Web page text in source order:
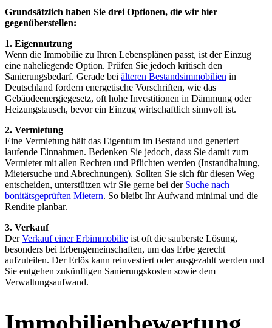
Grundsätzlich haben Sie drei Optionen, die wir hier
gegenüberstellen:
1. Eigennutzung
Wenn die Immobilie zu Ihren Lebensplänen passt, ist der Einzug
eine naheliegende Option. Prüfen Sie jedoch kritisch den
Sanierungsbedarf. Gerade bei älteren Bestandsimmobilien in
Deutschland fordern energetische Vorschriften, wie das
Gebäudeenergiegesetz, oft hohe Investitionen in Dämmung oder
Heizungstausch, bevor ein Einzug wirtschaftlich sinnvoll ist.
2. Vermietung
Eine Vermietung hält das Eigentum im Bestand und generiert
laufende Einnahmen. Bedenken Sie jedoch, dass Sie damit zum
Vermieter mit allen Rechten und Pflichten werden (Instandhaltung,
Mietersuche und Abrechnungen). Sollten Sie sich für diesen Weg
entscheiden, unterstützen wir Sie gerne bei der Suche nach
bonitätsgeprüften Mietern. So bleibt Ihr Aufwand minimal und die
Rendite planbar.
3. Verkauf
DerVerkauf einer Erbimmobilie ist oft die sauberste Lösung,
besonders bei Erbengemeinschaften, um das Erbe gerecht
aufzuteilen. Der Erlös kann reinvestiert oder ausgezahlt werden und
Sie entgehen zukünftigen Sanierungskosten sowie dem
Verwaltungsaufwand.